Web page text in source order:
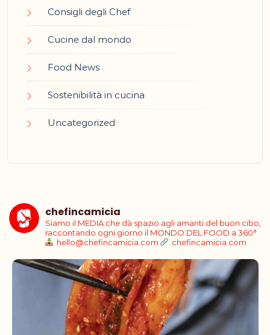
Consigli degli Chef
Cucine dal mondo
Food News
Sostenibilità in cucina
Uncategorized
chefincamicia
Siamo il MEDIA che dà spazio agli amanti del buon cibo,
raccontando ogni giorno il MONDO DEL FOOD a 360°
hello@chefincamicia.com
chefincamicia.com